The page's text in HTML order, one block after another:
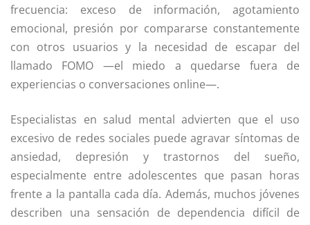
frecuencia: exceso de información, agotamiento
emocional, presión por compararse constantemente
con otros usuarios y la necesidad de escapar del
llamado FOMO —el miedo a quedarse fuera de
experiencias o conversaciones online—.
Especialistas en salud mental advierten que el uso
excesivo de redes sociales puede agravar síntomas de
ansiedad, depresión y trastornos del sueño,
especialmente entre adolescentes que pasan horas
frente a la pantalla cada día. Además, muchos jóvenes
describen una sensación de dependencia difícil de